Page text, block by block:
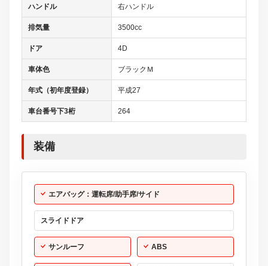
ハンドル 右ハンドル
排気量 3500cc
ドア 4D
車体色 ブラックＭ
年式（初年度登録） 平成27
車台番号下3桁 264
装備
エアバッグ：運転席/助手席/サイド
スライドドア
サンルーフ ABS